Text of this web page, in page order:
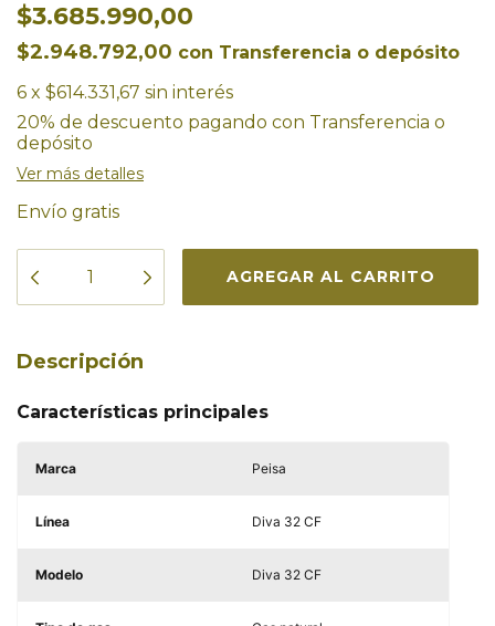
$3.685.990,00
$2.948.792,00 con Transferencia o depósito
6 x $614.331,67 sin interés
20% de descuento pagando con Transferencia o
depósito
Ver más detalles
Envío gratis
Descripción
Características principales
Marca Peisa
Línea Diva 32 CF
Modelo Diva 32 CF